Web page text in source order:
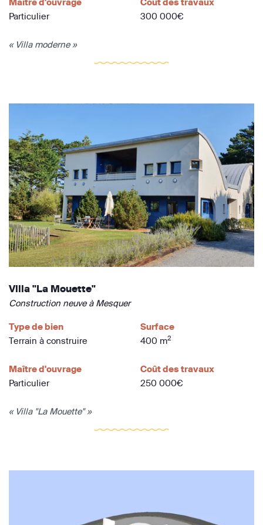
Particulier
300 000€
« Villa moderne »
Villa "La Mouette"
Construction neuve à Mesquer
Type de bien
Terrain à construire
Surface
400 m2
Maître d'ouvrage
Particulier
Coût des travaux
250 000€
« Villa "La Mouette" »